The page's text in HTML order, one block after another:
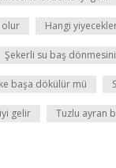
olur Hangi
Şekerli su baş
başa dökülür mü
gelir Tuzlu ayran